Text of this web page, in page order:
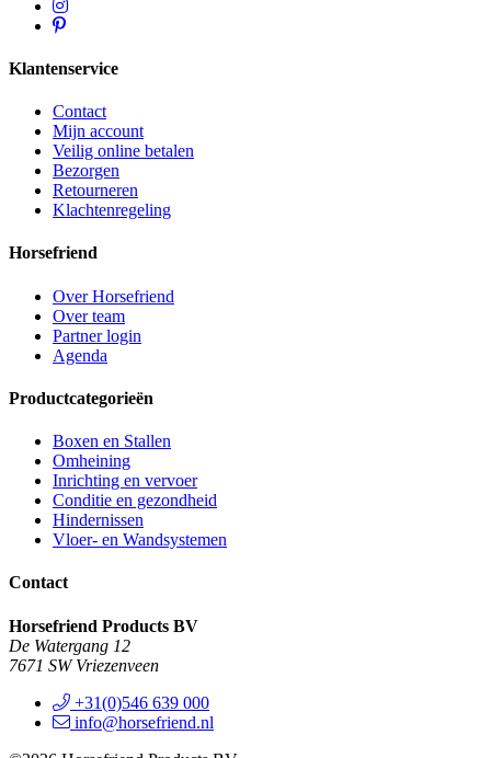
Klantenservice
Contact
Mijn account
Veilig online betalen
Bezorgen
Retourneren
Klachtenregeling
Horsefriend
Over Horsefriend
Over team
Partner login
Agenda
Productcategorieën
Boxen en Stallen
Omheining
Inrichting en vervoer
Conditie en gezondheid
Hindernissen
Vloer- en Wandsystemen
Contact
Horsefriend Products BV
De Watergang 12
7671 SW Vriezenveen
+31(0)546 639 000
info@horsefriend.nl